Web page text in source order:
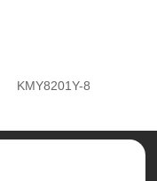
KMY8201Y-8